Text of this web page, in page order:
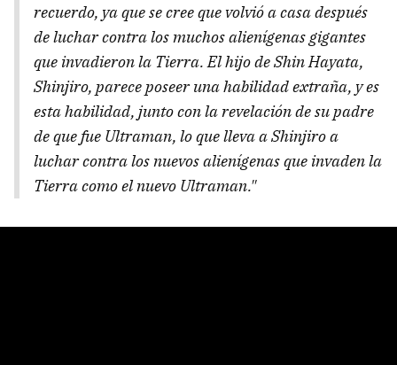
recuerdo, ya que se cree que volvió a casa después
de luchar contra los muchos alienígenas gigantes
que invadieron la Tierra. El hijo de Shin Hayata,
Shinjiro, parece poseer una habilidad extraña, y es
esta habilidad, junto con la revelación de su padre
de que fue Ultraman, lo que lleva a Shinjiro a
luchar contra los nuevos alienígenas que invaden la
Tierra como el nuevo Ultraman."